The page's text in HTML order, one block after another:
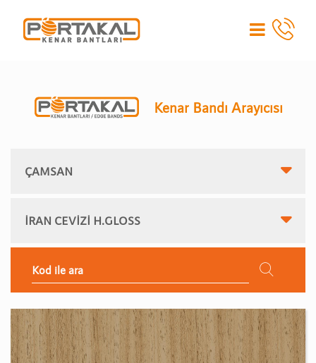
Kenar Bandı Arayıcısı
ÇAMSAN
İRAN CEVİZİ H.GLOSS